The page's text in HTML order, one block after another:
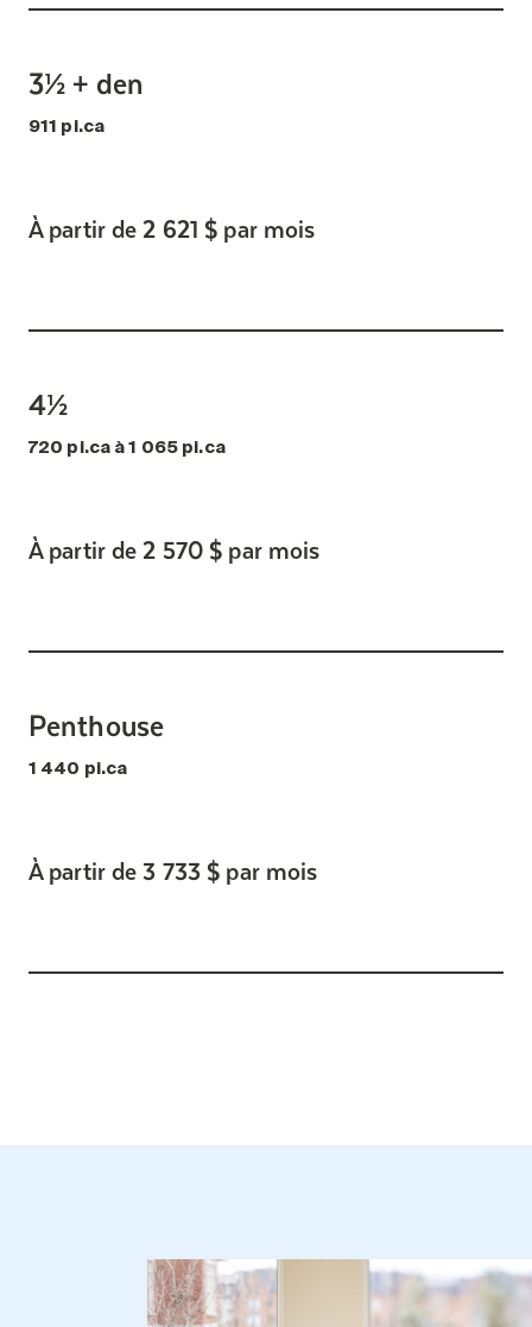
3½ + den
911 pi.ca
À partir de 2 621 $ par mois
4½
720 pi.ca à 1 065 pi.ca
À partir de 2 570 $ par mois
Penthouse
1 440 pi.ca
À partir de 3 733 $ par mois